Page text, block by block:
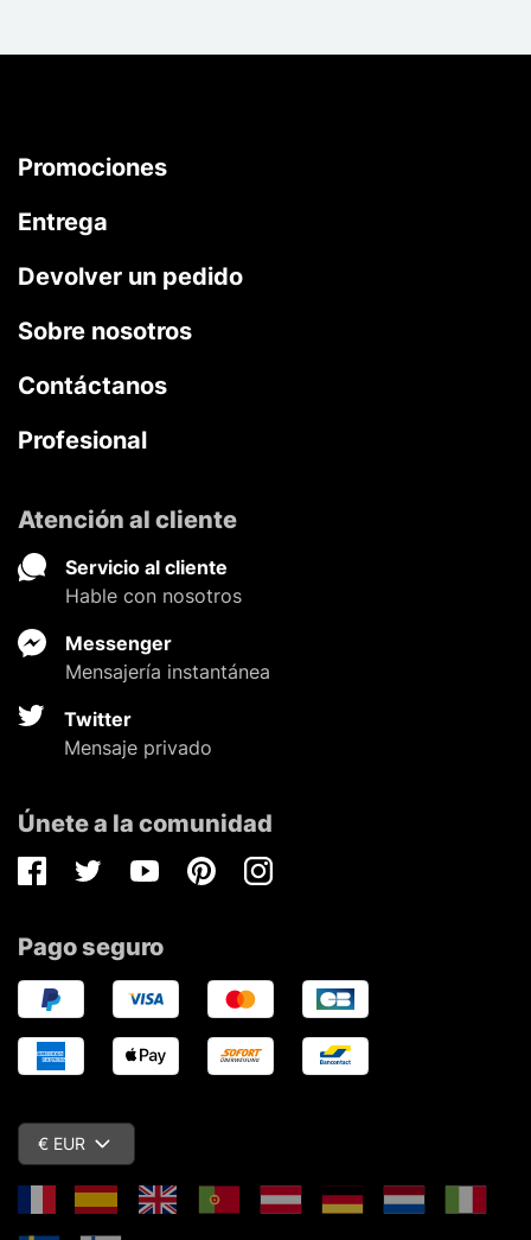
Promociones
Entrega
Devolver un pedido
Sobre nosotros
Contáctanos
Profesional
Atención al cliente
Servicio al cliente
Hable con nosotros
Messenger
Mensajería instantánea
Twitter
Mensaje privado
Únete a la comunidad
FacebookTwitterYoutubePinterestInstagram
Pago seguro
€ EUR